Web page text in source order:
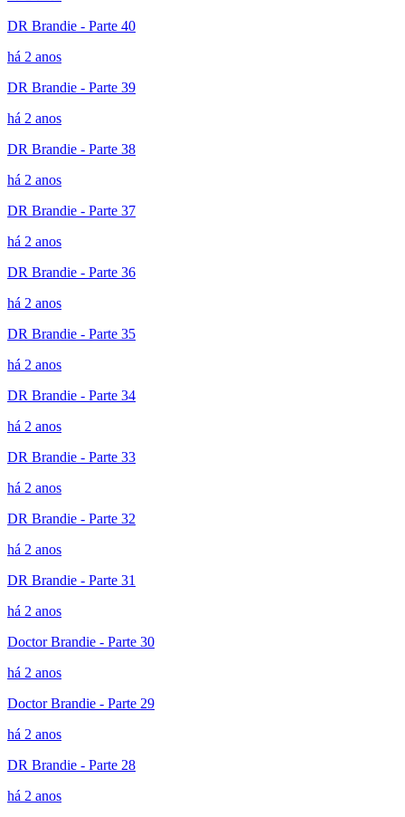
DR Brandie - Parte 40
há 2 anos
DR Brandie - Parte 39
há 2 anos
DR Brandie - Parte 38
há 2 anos
DR Brandie - Parte 37
há 2 anos
DR Brandie - Parte 36
há 2 anos
DR Brandie - Parte 35
há 2 anos
DR Brandie - Parte 34
há 2 anos
DR Brandie - Parte 33
há 2 anos
DR Brandie - Parte 32
há 2 anos
DR Brandie - Parte 31
há 2 anos
Doctor Brandie - Parte 30
há 2 anos
Doctor Brandie - Parte 29
há 2 anos
DR Brandie - Parte 28
há 2 anos